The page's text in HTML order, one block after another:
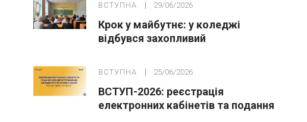
ВСТУПНА 29/06/2026
Крок у майбутнє: у коледжі
відбувся захопливий
абітурієнтів
ВСТУПНА 25/06/2026
ВСТУП-2026: реєстрація
електронних кабінетів та подання